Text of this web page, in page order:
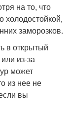
на то, что
холодостойкой,
заморозков.
в открытый
из-за
может
из нее не
вы